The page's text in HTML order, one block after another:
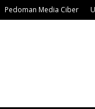
Pedoman Media Ciber